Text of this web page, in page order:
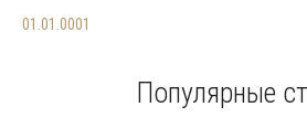
01.01.0001
Популярные